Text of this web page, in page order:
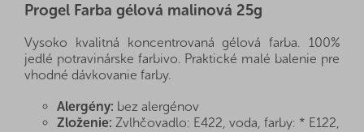
Progel Farba gélová malinová 25g
Vysoko kvalitná koncentrovaná gélová farba. 100%
jedlé potravinárske farbivo. Praktické malé balenie pre
vhodné dávkovanie farby.
Alergény: bez alergénov
Zloženie: Zvlhčovadlo: E422, voda, farby: * E122,